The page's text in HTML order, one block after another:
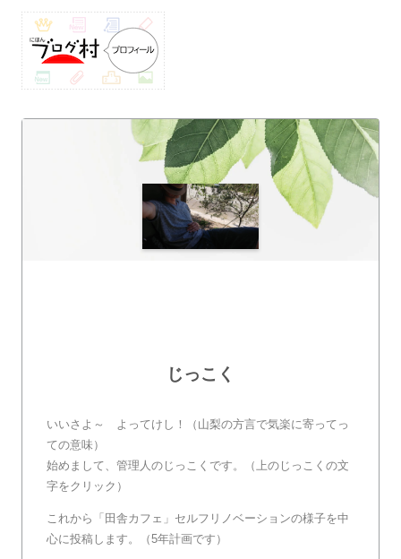
じっこく
いいさよ～ よってけし！（山梨の方言で気楽に寄ってっ
ての意味）
始めまして、管理人のじっこくです。（上のじっこくの文
字をクリック）
これから「田舎カフェ」セルフリノベーションの様子を中
心に投稿します。（5年計画です）